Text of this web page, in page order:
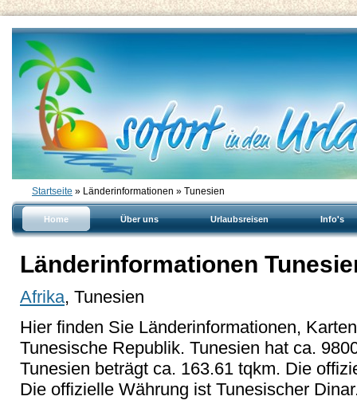
Startseite » Länderinformationen » Tunesien
Home Über uns Urlaubsreisen Info's
Länderinformationen
Afrika, Tunesien
Hier finden Sie Länderinformationen,
Tunesische Republik. Tunesien hat ca.
Tunesien beträgt ca. 163.61 tqkm. Die
Die offizielle Währung ist Tunesischer